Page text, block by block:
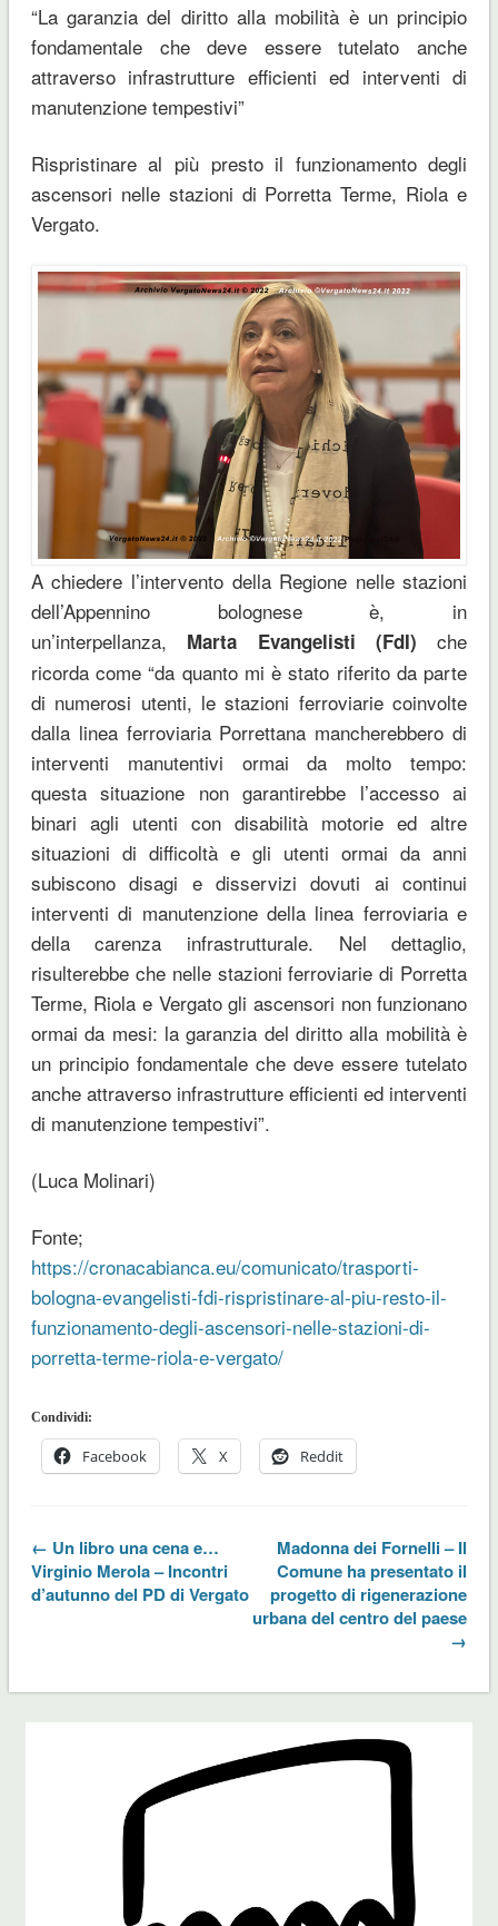
“La garanzia del diritto alla mobilità è un principio
fondamentale che deve essere tutelato anche
attraverso infrastrutture efficienti ed interventi di
manutenzione tempestivi”
Rispristinare al più presto il funzionamento degli
ascensori nelle stazioni di Porretta Terme, Riola e
Vergato.
A chiedere l’intervento della Regione nelle stazioni
dell’Appennino bolognese è, in
un’interpellanza, Marta Evangelisti (FdI) che
ricorda come “da quanto mi è stato riferito da parte
di numerosi utenti, le stazioni ferroviarie coinvolte
dalla linea ferroviaria Porrettana mancherebbero di
interventi manutentivi ormai da molto tempo:
questa situazione non garantirebbe l’accesso ai
binari agli utenti con disabilità motorie ed altre
situazioni di difficoltà e gli utenti ormai da anni
subiscono disagi e disservizi dovuti ai continui
interventi di manutenzione della linea ferroviaria e
della carenza infrastrutturale. Nel dettaglio,
risulterebbe che nelle stazioni ferroviarie di Porretta
Terme, Riola e Vergato gli ascensori non funzionano
ormai da mesi: la garanzia del diritto alla mobilità è
un principio fondamentale che deve essere tutelato
anche attraverso infrastrutture efficienti ed interventi
di manutenzione tempestivi”.
(Luca Molinari)
Fonte;
https://cronacabianca.eu/comunicato/trasporti-
bologna-evangelisti-fdi-rispristinare-al-piu-resto-il-
funzionamento-degli-ascensori-nelle-stazioni-di-
porretta-terme-riola-e-vergato/
Condividi:
Facebook X Reddit
← Un libro una cena e…
Virginio Merola – Incontri
d’autunno del PD di Vergato
Madonna dei Fornelli – Il
Comune ha presentato il
progetto di rigenerazione
urbana del centro del paese
→